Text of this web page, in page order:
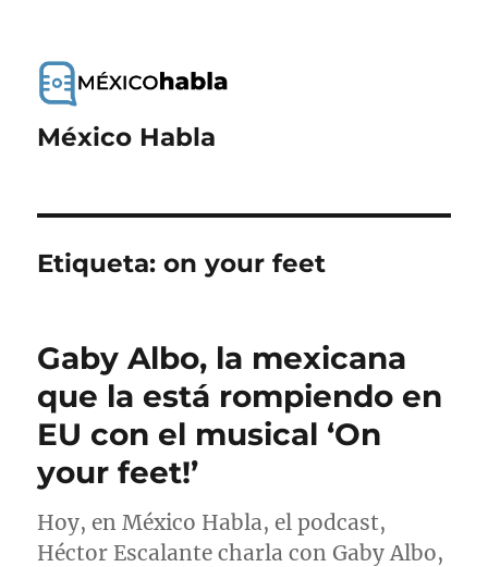
México Habla
Etiqueta:on your feet
Gaby Albo, la mexicana
que la está rompiendo en
EU con el musical ‘On
your feet!’
Hoy, en México Habla, el podcast,
Héctor Escalante charla con Gaby Albo,